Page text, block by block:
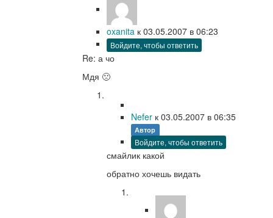
oxanita к 03.05.2007 в 06:23
Войдите, чтобы ответить
Re: а чо
Мдя 🙁
Nefer к 03.05.2007 в 06:35
Автор
Войдите, чтобы ответить
смайлик какой
обратно хочешь видать